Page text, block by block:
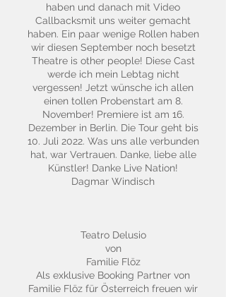
haben und danach mit Video
Callbacksmit uns weiter gemacht
haben. Ein paar wenige Rollen haben
wir diesen September noch besetzt
Theatre is other people! Diese Cast
werde ich mein Lebtag nicht
vergessen! Jetzt wünsche ich allen
einen tollen Probenstart am 8.
November! Premiere ist am 16.
Dezember in Berlin. Die Tour geht bis
10. Juli 2022. Was uns alle verbunden
hat, war Vertrauen. Danke, liebe alle
Künstler! Danke Live Nation!
Dagmar Windisch
Teatro Delusio
von
Familie Flöz
Als exklusive Booking Partner von
Familie Flöz für Österreich freuen wir